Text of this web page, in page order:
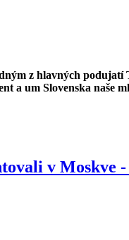
z hlavných podujatí
a um Slovenska naše
v Moskve -